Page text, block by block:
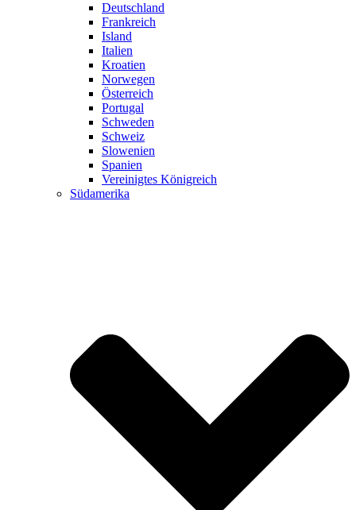
Deutschland
Frankreich
Island
Italien
Kroatien
Norwegen
Österreich
Portugal
Schweden
Schweiz
Slowenien
Spanien
Vereinigtes Königreich
Südamerika